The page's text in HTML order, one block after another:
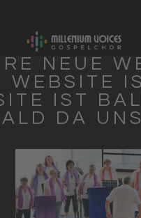
NEUE
WEBSITE
IST
DA